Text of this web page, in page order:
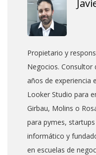
Propietario y
Negocios. Consultor
años de experiencia
Looker Studio para
Girbau, Molins o
para pymes,
informático y
en escuelas de